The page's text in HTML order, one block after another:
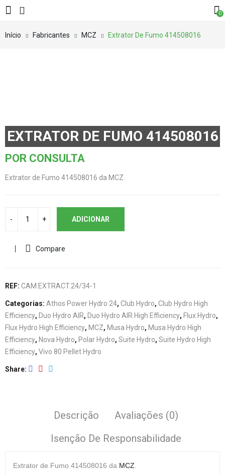
0
Início Fabricantes MCZ Extrator De Fumo 414508016
EXTRATOR DE FUMO 414508016
POR CONSULTA
Extrator de Fumo 414508016 da MCZ.
ADICIONAR
Compare
REF: CAM.EXTRACT.24/34-1
Categorias: Athos Power Hydro 24, Club Hydro, Club Hydro High
Efficiency, Duo Hydro AIR, Duo Hydro AIR High Efficiency, Flux Hydro,
Flux Hydro High Efficiency, MCZ, Musa Hydro, Musa Hydro High
Efficiency, Nova Hydro, Polar Hydro, Suite Hydro, Suite Hydro High
Efficiency, Vivo 80 Pellet Hydro
Share
Descrição
Avaliações (0)
Isenção De Responsabilidade
Extrator de Fumo 414508016 da MCZ